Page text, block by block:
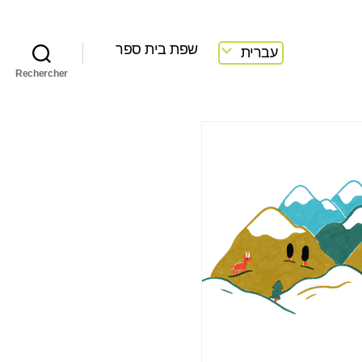
עברית שפת בית ספר
Rechercher